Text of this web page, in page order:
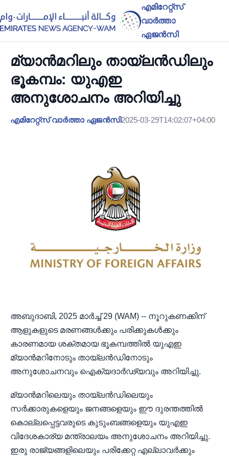
എമിറേറ്റ്സ്
വാർത്താ
ഏജൻസി
മ്യാൻമറിലും തായ്‌ലൻഡിലും
ഭൂകമ്പം: യുഎഇ
അനുശോചനം അറിയിച്ചു
എമിറേറ്റ്സ് വാർത്താ ഏജൻസി2025-03-29T14:02:07+04:00
അബുദാബി, 2025 മാർച്ച് 29 (WAM) -- നൂറുകണക്കിന്
ആളുകളുടെ മരണങ്ങൾക്കും പരിക്കുകൾക്കും
കാരണമായ ശക്തമായ ഭൂകമ്പത്തിൽ യുഎഇ
മ്യാൻമറിനോടും തായ്‌ലൻഡിനോടും
അനുശോചനവും ഐക്യദാർഢ്യവും അറിയിച്ചു.
മ്യാൻമറിലെയും തായ്‌ലൻഡിലെയും
സർക്കാരുകളെയും ജനങ്ങളെയും ഈ ദുരന്തത്തിൽ
കൊല്ലപ്പെട്ടവരുടെ കുടുംബങ്ങളെയും യുഎഇ
വിദേശകാര്യ മന്ത്രാലയം അനുശോചനം അറിയിച്ചു.
ഇരു രാജ്യങ്ങളിലെയും പരിക്കേറ്റ എല്ലാവർക്കും